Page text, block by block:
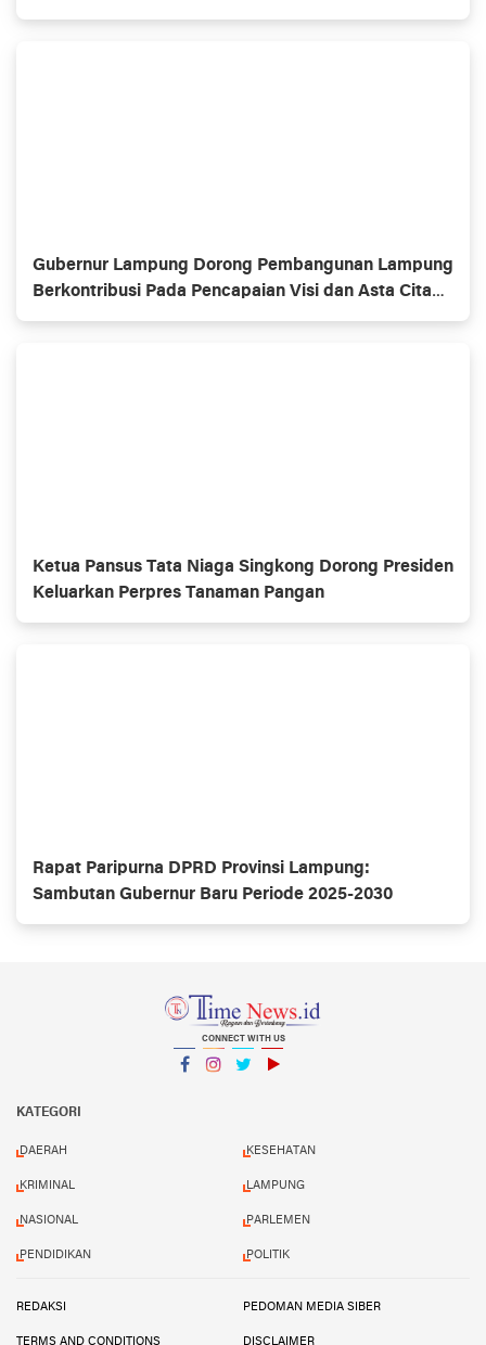
Gubernur Lampung Dorong Pembangunan Lampung
Berkontribusi Pada Pencapaian Visi dan Asta Cita
Pembangunan Nasional
Ketua Pansus Tata Niaga Singkong Dorong Presiden
Keluarkan Perpres Tanaman Pangan
Rapat Paripurna DPRD Provinsi Lampung:
Sambutan Gubernur Baru Periode 2025-2030
CONNECT WITH US
KATEGORI
DAERAH KESEHATAN
KRIMINAL LAMPUNG
NASIONAL PARLEMEN
PENDIDIKAN POLITIK
REDAKSI PEDOMAN MEDIA SIBER
TERMS AND CONDITIONS DISCLAIMER